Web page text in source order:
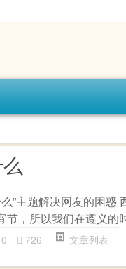
”主题解决网友的困
节，所以我们在遵义的
0 726 文章列表